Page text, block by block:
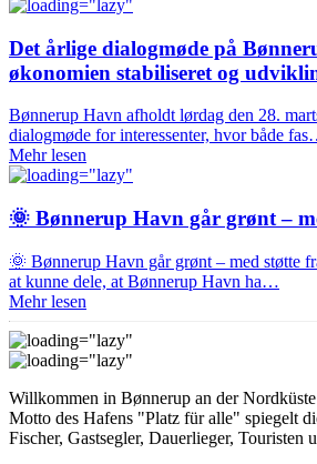
Det årlige dialogmøde på
økonomien stabiliseret og
Bønnerup Havn afholdt lørdag den 28.
dialogmøde for interessenter, hvor både
Mehr lesen
🌞 Bønnerup Havn går grønt –
🌞 Bønnerup Havn går grønt – med støtte
at kunne dele, at Bønnerup Havn ha…
Mehr lesen
Willkommen in Bønnerup an der
Motto des Hafens "Platz für alle" spiegelt
Fischer, Gastsegler, Dauerlieger, Touristen